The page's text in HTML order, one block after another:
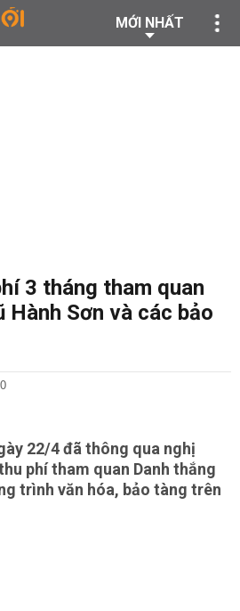
MỚI NHẤT
3 tháng tham quan
Hành Sơn và các bảo
22/4 đã thông qua nghị
phí tham quan Danh thắng
trình văn hóa, bảo tàng trên